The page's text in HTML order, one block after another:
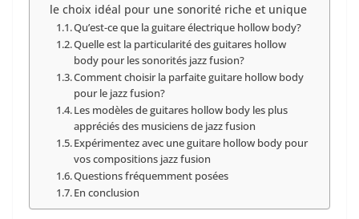
le ‍choix idéal pour ‌une ⁤sonorité riche⁣ et⁣ unique
Qu’est-ce que la‌ guitare électrique⁣ hollow body?
Quelle est la particularité des guitares hollow
body pour les sonorités jazz fusion?
Comment choisir la parfaite guitare hollow body
pour le jazz fusion?
Les modèles de ​guitares ‍hollow body‌ les plus
appréciés ⁣des musiciens de jazz fusion
Expérimentez ​avec une‍ guitare ‍hollow body pour
vos compositions jazz fusion
Questions ‌fréquemment posées
En‍ conclusion